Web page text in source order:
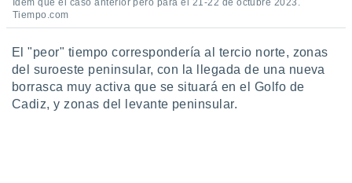
Ídem que el caso anterior pero para el 21-22 de octubre 2023.
Tiempo.com
El "peor" tiempo correspondería al tercio norte, zonas
del suroeste peninsular, con la llegada de una nueva
borrasca muy activa que se situará en el Golfo de
Cadiz, y zonas del levante peninsular.